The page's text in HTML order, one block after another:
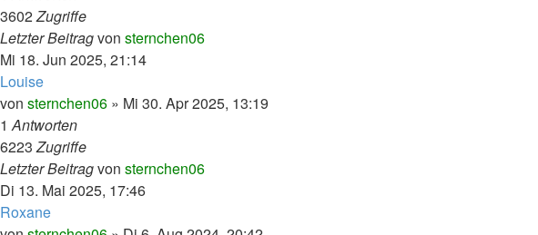
3602Zugriffe
Letzter Beitragvon sternchen06
Mi 18. Jun 2025, 21:14
Louise
von sternchen06 » Mi 30. Apr 2025, 13:19
1Antworten
6223Zugriffe
Letzter Beitragvon sternchen06
Di 13. Mai 2025, 17:46
Roxane